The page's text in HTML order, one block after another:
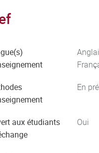
En
aux étudiants
Oui